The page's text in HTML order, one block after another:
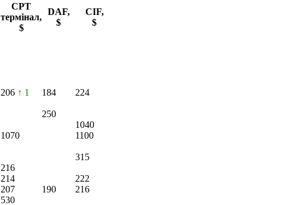
CPT
термінал,
$
DAF,
$
CIF,
$
206 ↑ 1 184
224
250
1040
1070
1100
315
216
214
222
207 190
216
530